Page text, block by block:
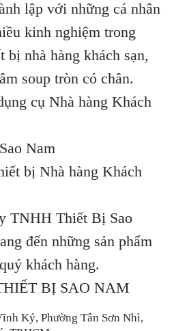
lập với những cá nhân
kinh nghiệm trong
bị nhà hàng khách sạn,
soup tròn có chân.
cụ Nhà hàng Khách
Nam
bị Nhà hàng Khách
TNHH Thiết Bị Sao
đến những sản phẩm
khách hàng.
BỊ SAO NAM
Ký, Phường Tân Sơn Nhì,